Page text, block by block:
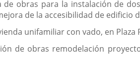
obras para la instalación de
de la accesibilidad de edificio
unifamiliar con vado, en Plaza
de obras remodelación